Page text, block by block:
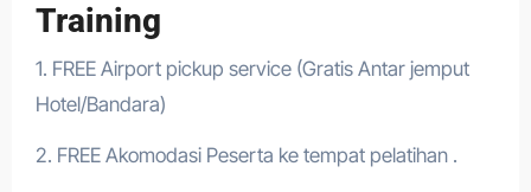
Training
1. FREE Airport pickup service (Gratis Antar jemput
Hotel/Bandara)
2. FREE Akomodasi Peserta ke tempat pelatihan .